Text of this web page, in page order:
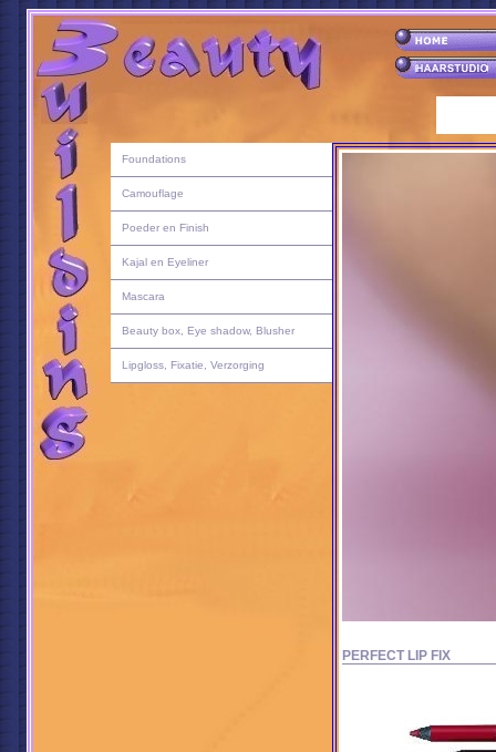
Foundations
Camouflage
Poeder en Finish
Kajal en Eyeliner
Mascara
Beauty box, Eye shadow, Blusher
Lipgloss, Fixatie, Verzorging
PERFECT LIP FIX